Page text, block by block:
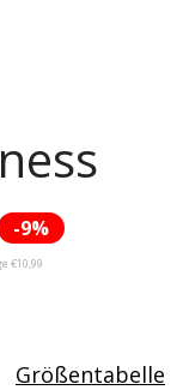
-9%
€10,99
Größentabelle